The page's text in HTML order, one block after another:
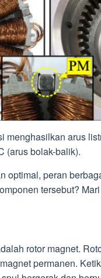
menghasilkan arus
(arus bolak-balik).
optimal, peran
tersebut?
rotor magnet.
permanen.